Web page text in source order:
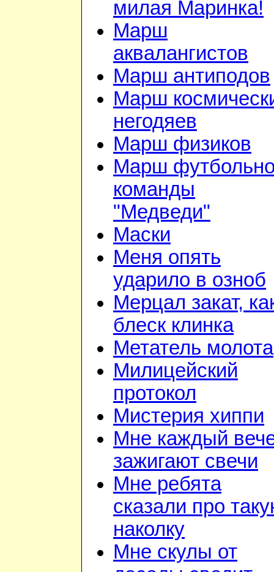
милая Маринка!
Марш
аквалангистов
Марш антиподов
Марш
негодяев
Марш физиков
Марш
команды
"Медведи"
Маски
Меня опять
ударило в озноб
Мерцал закат,
блеск клинка
Метатель молота
Милицейский
протокол
Мистерия хиппи
Мне каждый
зажигают свечи
Мне ребята
сказали про
наколку
Мне скулы от